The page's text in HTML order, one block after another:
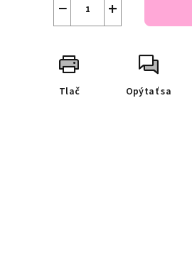
+
−
Tlač Opýtať sa